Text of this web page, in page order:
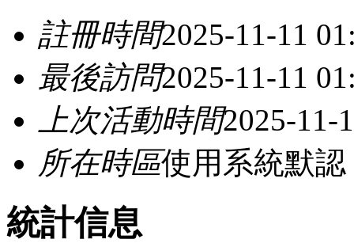
註冊時間2025-11-11
最後訪問2025-11-11
上次活動時間2025-11-
所在時區使用系統默認
統計信息